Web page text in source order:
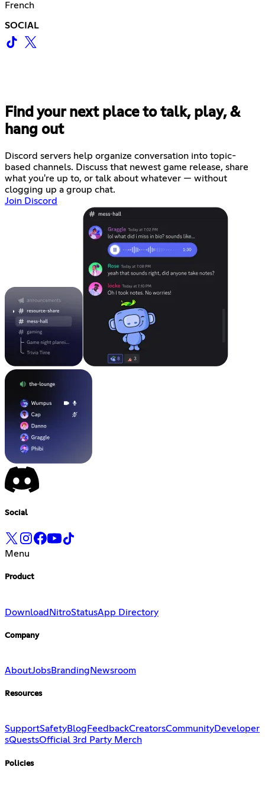
French
SOCIAL
Find your next place to talk, play, &
hang out
Discord servers help organize conversation into topic-
based channels. Discuss that newest game release, share
what you're up to, or talk about whatever — without
clogging up a group chat.
Join Discord
Social
Menu
Product
Download NitroStatusApp Directory
Company
AboutJobsBranding Newsroom
Resources
SupportSafetyBlog FeedbackCreatorsCommunityDeveloper
sQuestsOfficial 3rd Party Merch
Policies